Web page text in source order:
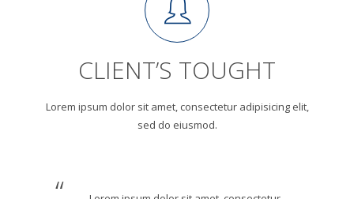
CLIENT’S TOUGHT
Lorem ipsum dolor sit amet, consectetur adipisicing elit,
sed do eiusmod.